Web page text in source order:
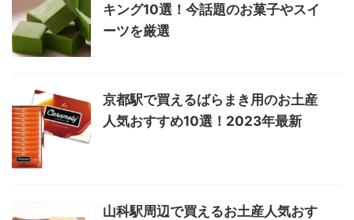
キング10選！今話題のお菓子やスイ
ーツを厳選
京都駅で買えるばらまき用のお土産
人気おすすめ10選！2023年最新
山科駅周辺で買えるお土産人気おす